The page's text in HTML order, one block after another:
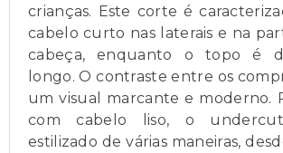
crianças. Este corte é
cabelo curto nas laterais e na
cabeça, enquanto o topo é
longo. O contraste entre os
um visual marcante e moderno.
com cabelo liso, o
estilizado de várias maneiras,